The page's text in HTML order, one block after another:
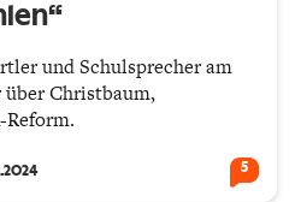
und Schulsprecher am
über Christbaum,
5